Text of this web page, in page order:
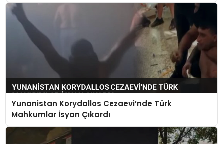
Yunanistan Korydallos Cezaevi’nde Türk
Mahkumlar İsyan Çıkardı